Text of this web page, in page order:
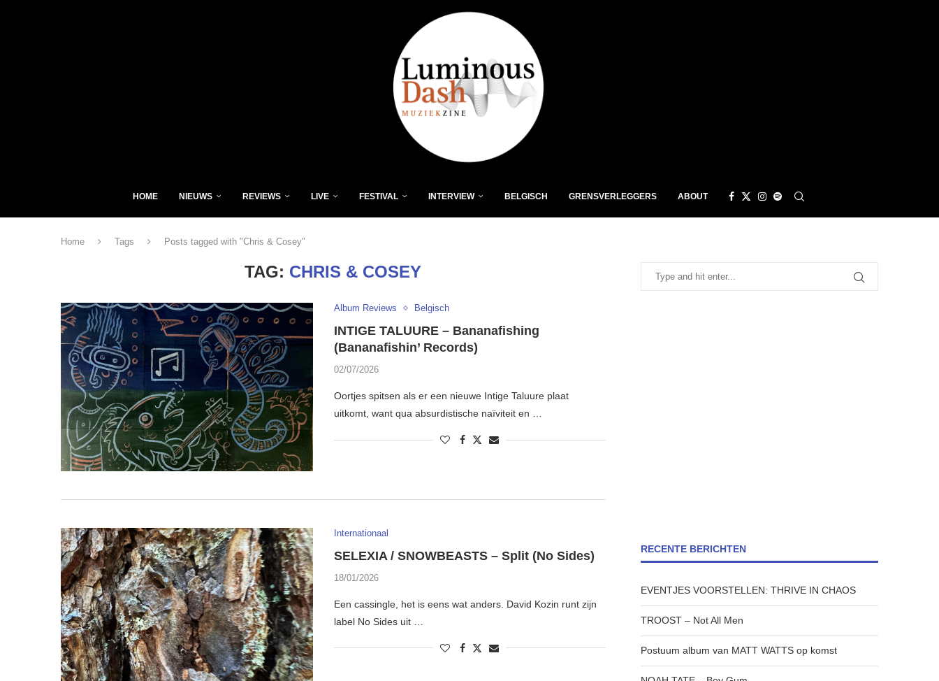
HOME NIEUWS REVIEWS LIVE FESTIVAL INTERVIEW BELGISCH GRENSVERLEGGERS ABOUT
Home Tags Posts tagged with "Chris & Cosey"
TAG: CHRIS & COSEY
Album Reviews Belgisch
INTIGE TALUURE – Bananafishing
(Bananafishin’ Records)
02/07/2026
Oortjes spitsen als er een nieuwe Intige Taluure plaat
uitkomt, want qua absurdistische naïviteit en …
Internationaal
SELEXIA / SNOWBEASTS – Split (No Sides)
18/01/2026
Een cassingle, het is eens wat anders. David Kozin runt zijn
label No Sides uit …
RECENTE BERICHTEN
EVENTJES VOORSTELLEN: THRIVE IN CHAOS
TROOST – Not All Men
Postuum album van MATT WATTS op komst